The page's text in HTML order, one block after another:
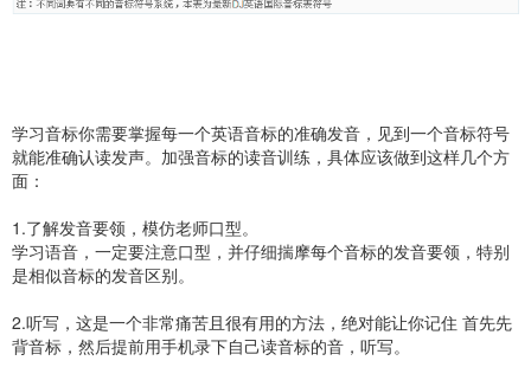
学习音标你需要掌握每一个英语音标的准确发音，见到一个音标符号
就能准确认读发声。加强音标的读音训练，具体应该做到这样几个方
面：
1.了解发音要领，模仿老师口型。
学习语音，一定要注意口型，并仔细揣摩每个音标的发音要领，特别
是相似音标的发音区别。
2.听写，这是一个非常痛苦且很有用的方法，绝对能让你记住 首先先
背音标，然后提前用手机录下自己读音标的音，听写。